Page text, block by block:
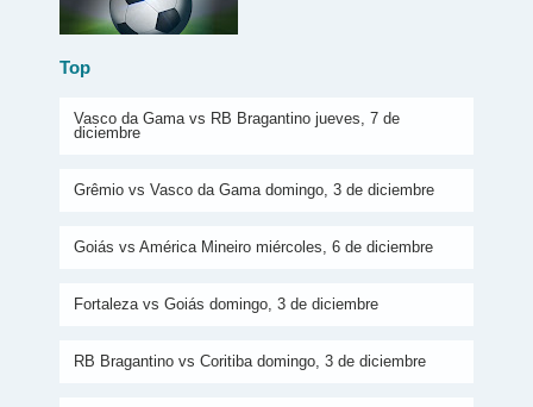
Top
Vasco da Gama vs RB Bragantino jueves, 7 de
diciembre
Grêmio vs Vasco da Gama domingo, 3 de diciembre
Goiás vs América Mineiro miércoles, 6 de diciembre
Fortaleza vs Goiás domingo, 3 de diciembre
RB Bragantino vs Coritiba domingo, 3 de diciembre